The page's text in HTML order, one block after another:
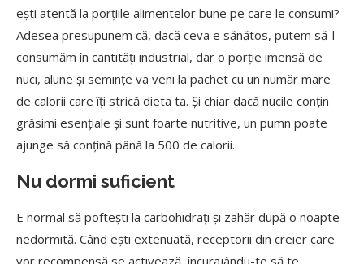
ești atentă la porțiile alimentelor bune pe care le consumi?
Adesea presupunem că, dacă ceva e sănătos, putem să-l
consumăm în cantități industrial, dar o porție imensă de
nuci, alune și semințe va veni la pachet cu un număr mare
de calorii care îți strică dieta ta. Și chiar dacă nucile conțin
grăsimi esențiale și sunt foarte nutritive, un pumn poate
ajunge să conțină până la 500 de calorii.
Nu dormi suficient
E normal să poftești la carbohidrați și zahăr după o noapte
nedormită. Când ești extenuată, receptorii din creier care
vor recompensă se activează, încurajându-te să te